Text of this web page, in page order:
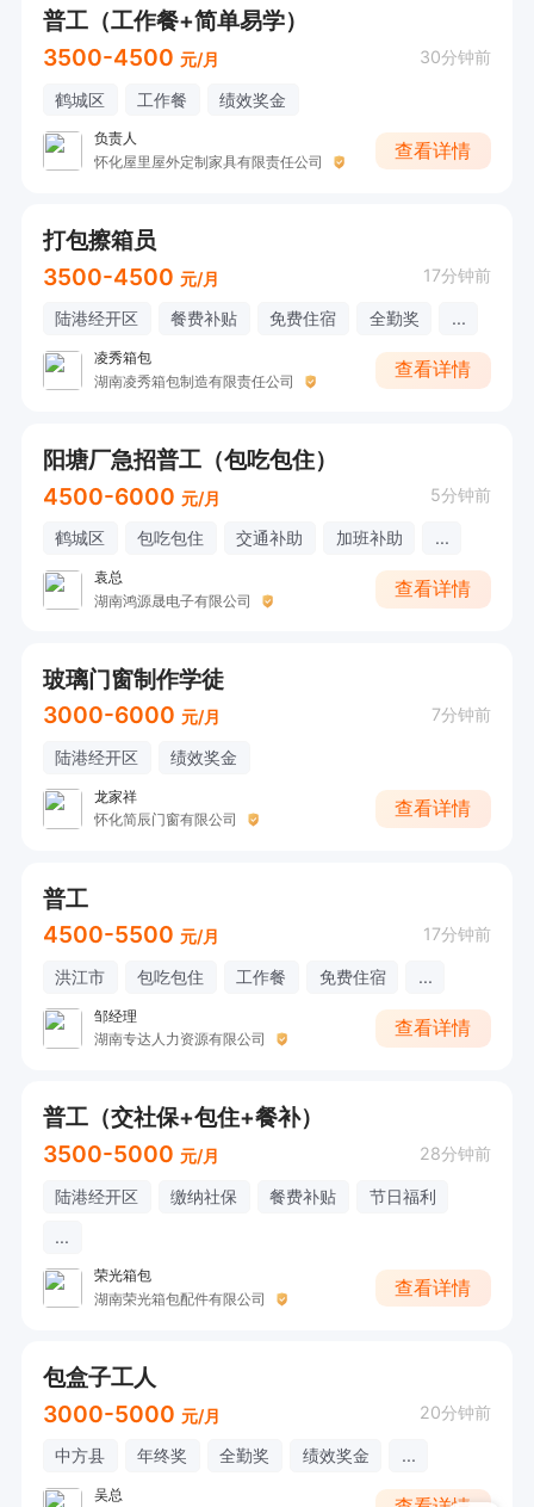
普工（工作餐+简单易学）
3500-4500 元/月 30分钟前
鹤城区 工作餐 绩效奖金
负责人
怀化屋里屋外定制家具有限责任公司
查看详情
打包擦箱员
3500-4500 元/月 17分钟前
陆港经开区 餐费补贴 免费住宿 全勤奖 ...
凌秀箱包
湖南凌秀箱包制造有限责任公司
查看详情
阳塘厂急招普工（包吃包住）
4500-6000 元/月 5分钟前
鹤城区 包吃包住 交通补助 加班补助 ...
袁总
湖南鸿源晟电子有限公司
查看详情
玻璃门窗制作学徒
3000-6000 元/月 7分钟前
陆港经开区 绩效奖金
龙家祥
怀化简辰门窗有限公司
查看详情
普工
4500-5500 元/月 17分钟前
洪江市 包吃包住 工作餐 免费住宿 ...
邹经理
湖南专达人力资源有限公司
查看详情
普工（交社保+包住+餐补）
3500-5000 元/月 28分钟前
陆港经开区 缴纳社保 餐费补贴
节日福利
...
荣光箱包
湖南荣光箱包配件有限公司
查看详情
包盒子工人
3000-5000 元/月 20分钟前
中方县 年终奖 全勤奖 绩效奖金 ...
吴总